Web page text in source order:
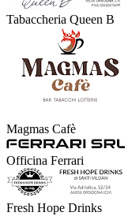
Tabaccheria Queen B
Magmas Cafè
Officina Ferrari
Fresh Hope Drinks